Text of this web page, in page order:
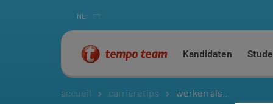
Kandidaten
NL FR
accueil carrièretips werken als...